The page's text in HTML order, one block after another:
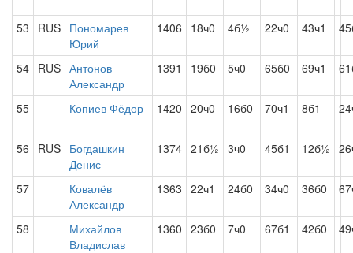
53 RUS Пономарев
Юрий
1406 18ч0 4б½ 22ч0 43ч1
54 RUS Антонов
Александр
1391 19б0 5ч0 65б0 69ч1
55 Копиев Фёдор 1420 20ч0 16б0 70ч1 8б1
56 RUS Богдашкин
Денис
1374 21б½ 3ч0 45б1 12б½
57
Ковалёв
Александр
1363 22ч1 24б0 34ч0 36б0
58
Михайлов
Владислав
1360 23б0 7ч0 67б1 42б0